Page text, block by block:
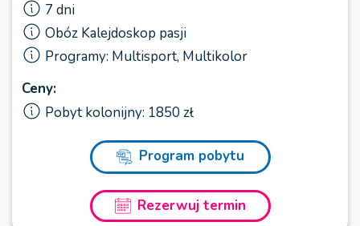
7 dni
Obóz Kalejdoskop pasji
Programy: Multisport, Multikolor
Ceny:
Pobyt kolonijny: 1850 zł
Program pobytu
Rezerwuj termin